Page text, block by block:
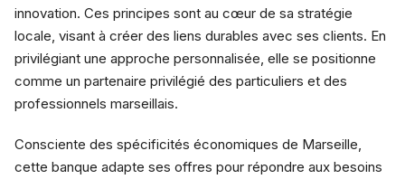
innovation. Ces principes sont au cœur de sa stratégie
locale, visant à créer des liens durables avec ses clients. En
privilégiant une approche personnalisée, elle se positionne
comme un partenaire privilégié des particuliers et des
professionnels marseillais.
Consciente des spécificités économiques de Marseille,
cette banque adapte ses offres pour répondre aux besoins